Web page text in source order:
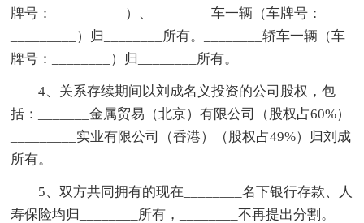
牌号：__________）、________车一辆（车牌号：
_________）归________所有。________轿车一辆（车
牌号：________）归________所有。
4、关系存续期间以刘成名义投资的公司股权，包
括：_______金属贸易（北京）有限公司（股权占60%）
_________实业有限公司（香港）（股权占49%）归刘成
所有。
5、双方共同拥有的现在________名下银行存款、人
寿保险均归________所有，________不再提出分割。